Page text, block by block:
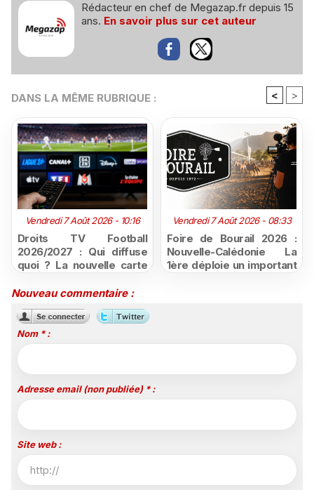
Rédacteur en chef de Megazap.fr depuis 15
ans. En savoir plus sur cet auteur
DANS LA MÊME RUBRIQUE : < >
Vendredi 7 Août 2026 - 10:16
Droits TV Football
2026/2027 : Qui diffuse
quoi ? La nouvelle carte
Vendredi 7 Août 2026 - 08:33
Foire de Bourail 2026 :
Nouvelle-Calédonie La
1ère déploie un important
Nouveau commentaire :
Nom * :
Adresse email (non publiée) * :
Site web :